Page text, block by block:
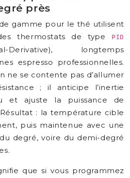
près
gamme pour le thé utilisent
thermostats de type
PID
Derivative), longtemps
espresso professionnelles.
ne se contente pas d’allumer
; il anticipe l’inertie
et ajuste la puissance de
: la température cible
puis maintenue avec une
degré, voire du demi-degré
que si vous programmez